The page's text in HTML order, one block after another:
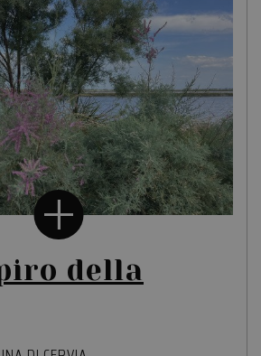
della